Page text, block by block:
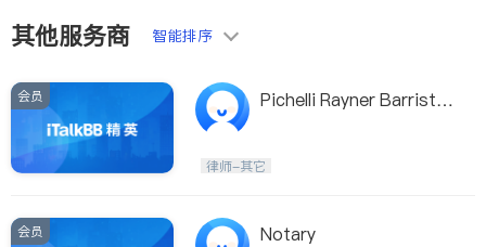
建筑装修North York
Brampton
Kitchener
Newmarket
Stouffville
Maple
其他服务商 智能排序
会员
Pichelli Rayner Barrister
律师-其它
会员 Notary